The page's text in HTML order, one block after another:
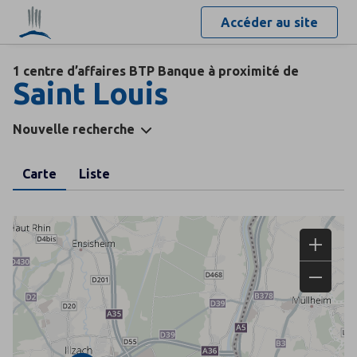
Accéder au site
1 centre d’affaires BTP Banque à proximité de
Saint Louis
Nouvelle recherche
Carte Liste